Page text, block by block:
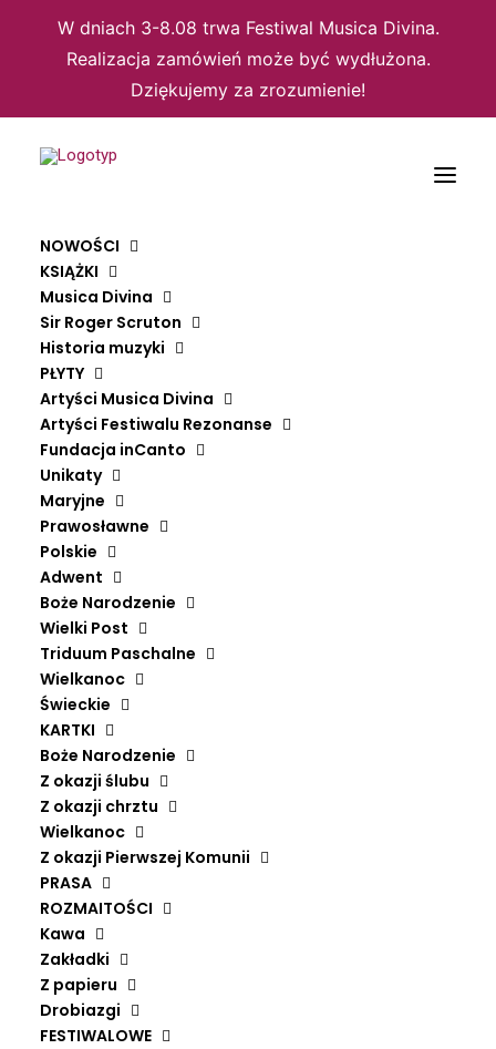
W dniach 3-8.08 trwa Festiwal Musica Divina.
Realizacja zamówień może być wydłużona.
Dziękujemy za zrozumienie!
NOWOŚCI
KSIĄŻKI
Musica Divina
Sir Roger Scruton
Historia muzyki
PŁYTY
Artyści Musica Divina
Artyści Festiwalu Rezonanse
Fundacja inCanto
Unikaty
Maryjne
Prawosławne
Polskie
Adwent
Boże Narodzenie
Wielki Post
Triduum Paschalne
Wielkanoc
Świeckie
KARTKI
Boże Narodzenie
Z okazji ślubu
Z okazji chrztu
Wielkanoc
Z okazji Pierwszej Komunii
PRASA
ROZMAITOŚCI
Kawa
Zakładki
Z papieru
Drobiazgi
FESTIWALOWE
Sortuj od najnowszych
Sortuj po cenie od najniższej
Sortuj po cenie od najwyższej
DODAJ DO KOSZYKA
KRZYSZTOF PAWLISZ, MARCEL PÉRÈS, SCHOLA CANTORUM